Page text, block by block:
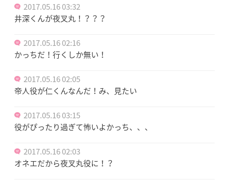
2017.05.16 03:32
井深くんが夜叉丸！？？？
2017.05.16 02:16
かっちだ！行くしか無い！
2017.05.16 02:05
帝人役が仁くんなんだ！み、見たい
2017.05.16 03:15
役がぴったり過ぎて怖いよかっち、、、
2017.05.16 02:03
オネエだから夜叉丸役に！？